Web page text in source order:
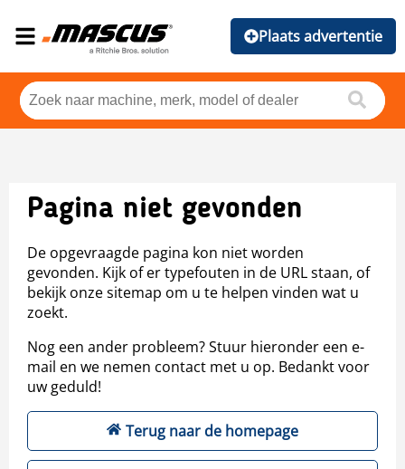
Plaats advertentie
Pagina niet gevonden
De opgevraagde pagina kon niet worden
gevonden. Kijk of er typefouten in de URL staan, of
bekijk onze sitemap om u te helpen vinden wat u
zoekt.
Nog een ander probleem? Stuur hieronder een e-
mail en we nemen contact met u op. Bedankt voor
uw geduld!
Terug naar de homepage